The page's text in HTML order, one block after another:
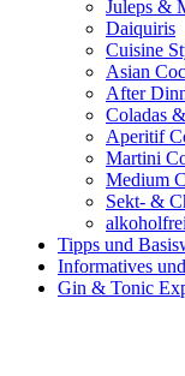
Juleps &
Daiquiris
Cuisine
Asian
After
Coladas
Aperitif
Martini
Medium
Sekt- &
Tipps und
Informatives
Gin & Tonic